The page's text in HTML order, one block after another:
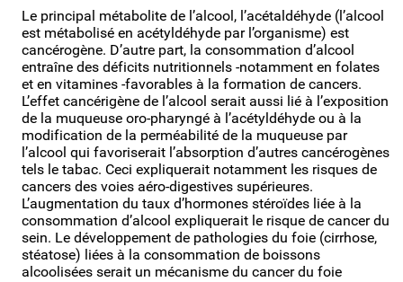
Le principal métabolite de l’alcool, l’acétaldéhyde (l’alcool
est métabolisé en acétyldéhyde par l’organisme) est
cancérogène. D’autre part, la consommation d’alcool
entraîne des déficits nutritionnels -notamment en folates
et en vitamines -favorables à la formation de cancers.
L’effet cancérigène de l’alcool serait aussi lié à l’exposition
de la muqueuse oro-pharyngé à l’acétyldéhyde ou à la
modification de la perméabilité de la muqueuse par
l’alcool qui favoriserait l’absorption d’autres cancérogènes
tels le tabac. Ceci expliquerait notamment les risques de
cancers des voies aéro-digestives supérieures.
L’augmentation du taux d’hormones stéroïdes liée à la
consommation d’alcool expliquerait le risque de cancer du
sein. Le développement de pathologies du foie (cirrhose,
stéatose) liées à la consommation de boissons
alcoolisées serait un mécanisme du cancer du foie